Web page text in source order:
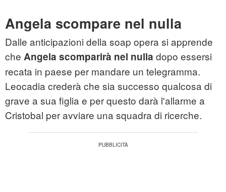
Angela scompare nel nulla
Dalle anticipazioni della soap opera si apprende
che Angela scomparirà nel nulla dopo essersi
recata in paese per mandare un telegramma.
Leocadia crederà che sia successo qualcosa di
grave a sua figlia e per questo darà l'allarme a
Cristobal per avviare una squadra di ricerche.